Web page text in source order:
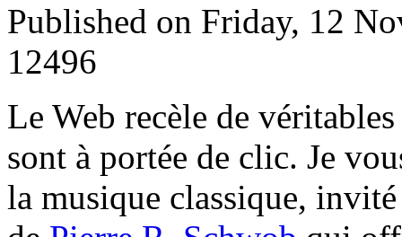
Published on Friday, 12
12496
Le Web recèle de
sont à portée de clic. Je
la musique classique,